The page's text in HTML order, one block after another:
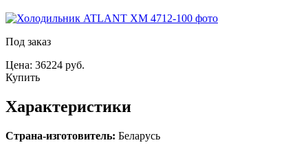
Под заказ
Цена: 36224 руб.
Купить
Характеристики
Страна-изготовитель: Беларусь